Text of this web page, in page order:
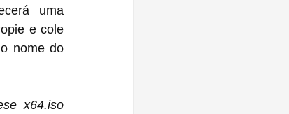
uma
e cole
nome do